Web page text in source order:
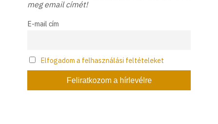
meg email címét!
E-mail cím
Elfogadom a felhasználási feltételeket